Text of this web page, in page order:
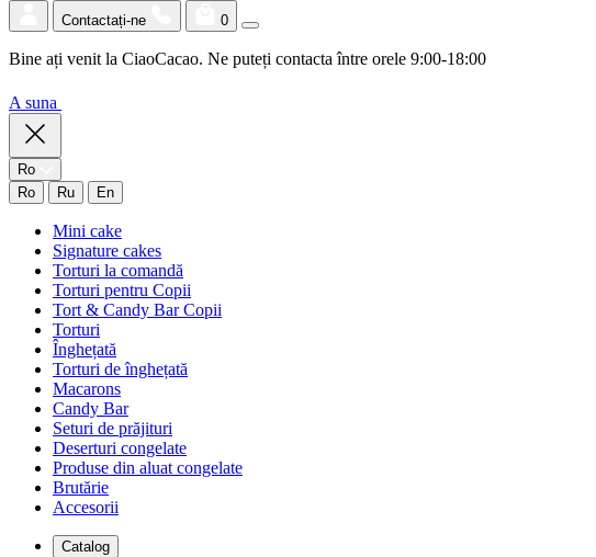
Contactați-ne
0
Bine ați venit la CiaoCacao. Ne puteți contacta între orele 9:00-18:00
A suna
Ro
Ro
Ru En
Mini cake
Signature cakes
Torturi la comandă
Torturi pentru Copii
Tort & Candy Bar Copii
Torturi
Înghețată
Torturi de înghețată
Macarons
Candy Bar
Seturi de prăjituri
Deserturi congelate
Produse din aluat congelate
Brutărie
Accesorii
Catalog